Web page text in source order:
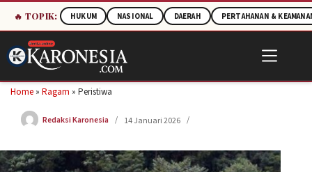
🔥 TOPIK: HUKUM NASIONAL DAERAH PERTAHANAN &
to
content
Home » Ragam » Peristiwa
Redaksi Karonesia 14 Januari 2026